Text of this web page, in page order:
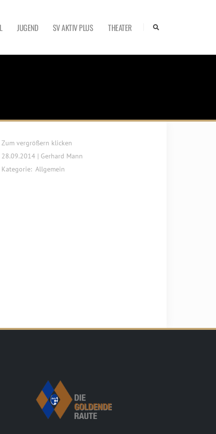
JUGEND SV AKTIV PLUS THEATER
Zum vergrößern klicken
28.09.2014 | Gerhard Mann
Kategorie: Allgemein